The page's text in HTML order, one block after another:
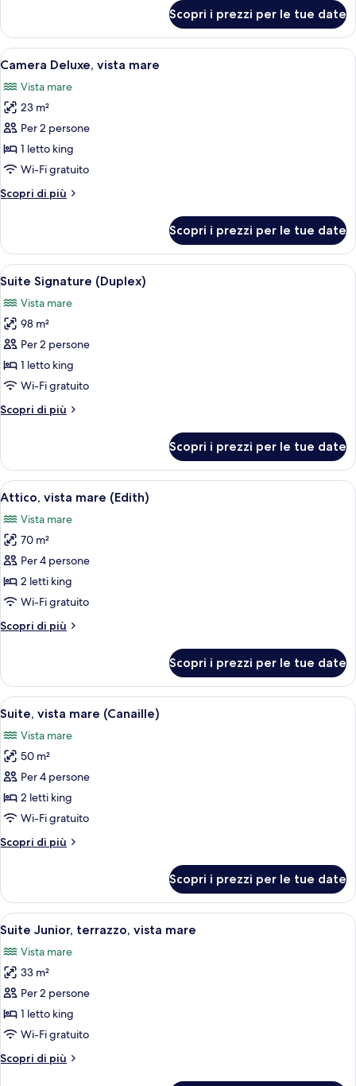
Executive,
vista
mare
Scopri i prezzi per le tue date
Apri
tutte
le
foto
per
Camera
Deluxe,
mare
Camera d'albergo con un letto
5
Camera Deluxe, vista mare
Vista mare
23 m²
Per 2 persone
1 letto king
Wi-Fi gratuito
Scopri di più
Altri
Deluxe,
vista
mare
Scopri i prezzi per le tue date
Apri
tutte
le
foto
per
Suite
Signature
Una camera da letto con un'ampia
7
Suite Signature (Duplex)
Vista mare
98 m²
Per 2 persone
1 letto king
Wi-Fi gratuito
Scopri di più
Altri
Signature
(Duplex)
Scopri i prezzi per le tue date
Apri
tutte
le
foto
per
Attico,
vista
(Edith)
Camera da letto con soffitto in
7
Attico, vista mare (Edith)
Vista mare
70 m²
Per 4 persone
2 letti king
Wi-Fi gratuito
Scopri di più
Altri
vista
mare
(Edith)
Scopri i prezzi per le tue date
Apri
tutte
le
foto
per
Suite,
vista
(Canaille)
Una moderna camera d'albergo
5
Suite, vista mare (Canaille)
Vista mare
50 m²
Per 4 persone
2 letti king
Wi-Fi gratuito
Scopri di più
Altri
vista
mare
(Canaille)
Scopri i prezzi per le tue date
Apri
tutte
le
foto
per
Suite
Junior,
vista
Una camera d'albergo moderna
6
Suite Junior, terrazzo, vista mare
Vista mare
33 m²
Per 2 persone
1 letto king
Wi-Fi gratuito
Scopri di più
Altri